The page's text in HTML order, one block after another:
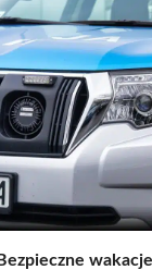
Bezpieczne